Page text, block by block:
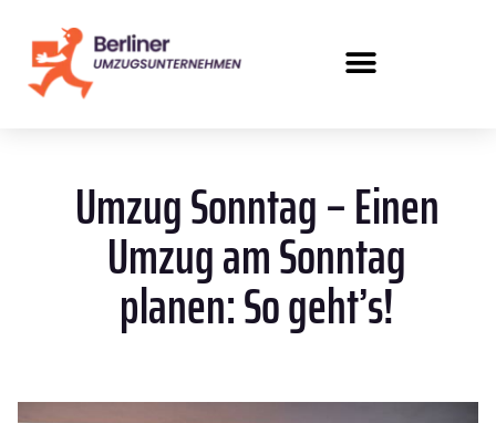
Umzug Sonntag – Einen
Umzug am Sonntag
planen: So geht’s!